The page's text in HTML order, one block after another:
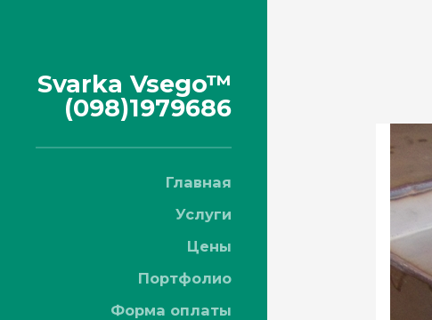
Svarka Vsego™
(098)1979686
Главная
Услуги
Цены
Портфолио
Форма оплаты